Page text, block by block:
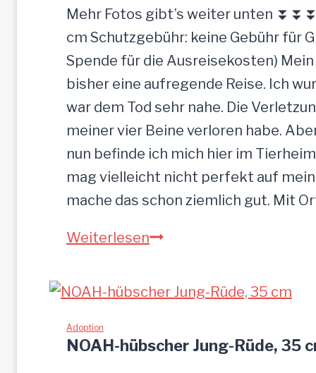
Mehr Fotos gibt’s weiter unten
cm Schutzgebühr: keine Gebühr für
Spende für die Ausreisekosten)
bisher eine aufregende Reise. Ich
war dem Tod sehr nahe. Die
meiner vier Beine verloren habe.
nun befinde ich mich hier im
mag vielleicht nicht perfekt auf
mache das schon ziemlich gut. Mit
WeiterlesenSandu
Gnadenbrotplatz
Adoption
NOAH-hübscher Jung-Rüde, 35